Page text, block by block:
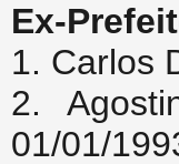
Ex-
1. Carlos
2.
01/01/